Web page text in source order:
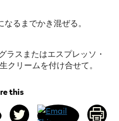
るまでかき混ぜる。
ラスまたはエスプレッソ・
クリームを付け合せて。
this